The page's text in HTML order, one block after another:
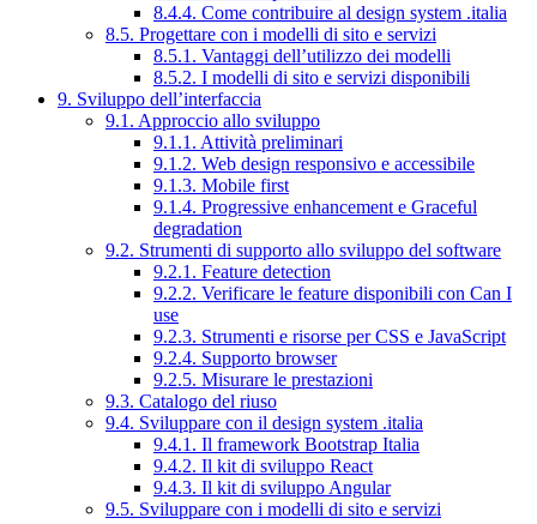
8.4.4. Come contribuire al design system .italia
8.5. Progettare con i modelli di sito e servizi
8.5.1. Vantaggi dell’utilizzo dei modelli
8.5.2. I modelli di sito e servizi disponibili
9. Sviluppo dell’interfaccia
9.1. Approccio allo sviluppo
9.1.1. Attività preliminari
9.1.2. Web design responsivo e accessibile
9.1.3. Mobile first
9.1.4. Progressive enhancement e Graceful
degradation
9.2. Strumenti di supporto allo sviluppo del software
9.2.1. Feature detection
9.2.2. Verificare le feature disponibili con Can I
use
9.2.3. Strumenti e risorse per CSS e JavaScript
9.2.4. Supporto browser
9.2.5. Misurare le prestazioni
9.3. Catalogo del riuso
9.4. Sviluppare con il design system .italia
9.4.1. Il framework Bootstrap Italia
9.4.2. Il kit di sviluppo React
9.4.3. Il kit di sviluppo Angular
9.5. Sviluppare con i modelli di sito e servizi